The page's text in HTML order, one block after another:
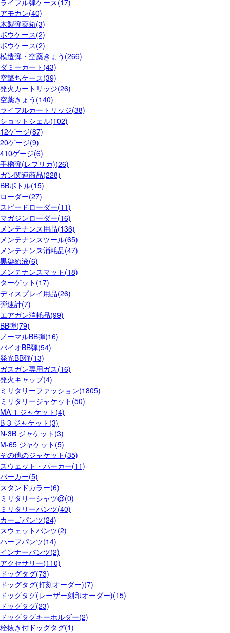
ライフル弾ケース(17)
アモカン(40)
木製弾薬箱(3)
ボウケース(2)
ボウケース(2)
模造弾・空薬きょう(266)
ダミーカート(43)
空撃ちケース(39)
発火カートリッジ(26)
空薬きょう(140)
ライフルカートリッジ(38)
ショットシェル(102)
12ゲージ(87)
20ゲージ(9)
410ゲージ(6)
手榴弾(レプリカ)(26)
ガン関連商品(228)
BBボトル(15)
ローダー(27)
スピードローダー(11)
マガジンローダー(16)
メンテナンス用品(136)
メンテナンスツール(65)
メンテナンス消耗品(47)
黒染め液(6)
メンテナンスマット(18)
ターゲット(17)
ディスプレイ用品(26)
弾速計(7)
エアガン消耗品(99)
BB弾(79)
ノーマルBB弾(16)
バイオBB弾(54)
発光BB弾(13)
ガスガン専用ガス(16)
発火キャップ(4)
ミリタリーファッション(1805)
ミリタリージャケット(50)
MA-1 ジャケット(4)
B-3 ジャケット(3)
N-3B ジャケット(3)
M-65 ジャケット(5)
その他のジャケット(35)
スウェット・パーカー(11)
パーカー(5)
スタンドカラー(6)
ミリタリーシャツ@(0)
ミリタリーパンツ(40)
カーゴパンツ(24)
スウェットパンツ(2)
ハーフパンツ(14)
インナーパンツ(2)
アクセサリー(110)
ドッグタグ(73)
ドッグタグ(打刻オーダー)(7)
ドッグタグ(レーザー刻印オーダー)(15)
ドッグタグ(23)
ドッグタグキーホルダー(2)
栓抜き付ドッグタグ(1)